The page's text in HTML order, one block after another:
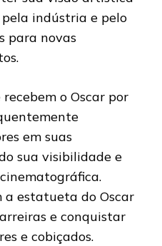
indústria e pelo
para novas
o Oscar por
em suas
sua visibilidade e
estatueta do Oscar
e conquistar
e cobiçados.